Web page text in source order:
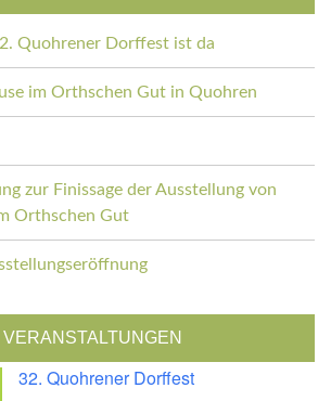
Quohrener Dorffest ist da
im Orthschen Gut in Quohren
zur Finissage der Ausstellung von
Orthschen Gut
VERANSTALTUNGEN
32. Quohrener Dorffest